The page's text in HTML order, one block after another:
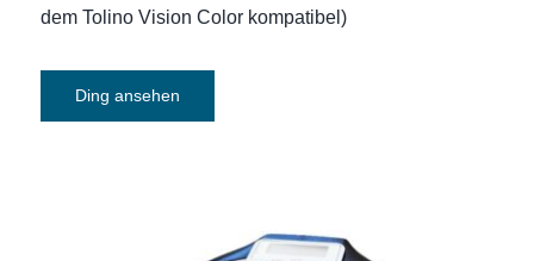
dem Tolino Vision Color kompatibel)
Ding ansehen